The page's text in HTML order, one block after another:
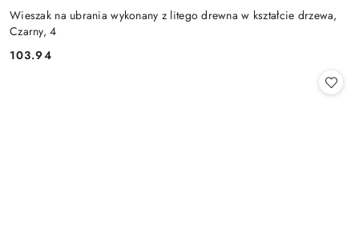
Wieszak na ubrania wykonany z litego drewna w kształcie drzewa,
Czarny, 4
Cena:
103.94